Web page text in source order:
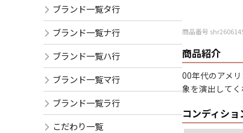
商品番号
商品紹介
00年代のアメ
象を演出して
コンディショ
ブランド一覧タ行
ブランド一覧ナ行
ブランド一覧ハ行
ブランド一覧マ行
ブランド一覧ラ行
こだわり一覧